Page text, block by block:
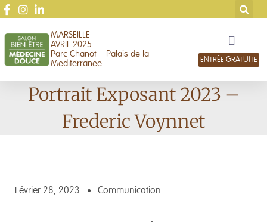
MARSEILLE
AVRIL 2025
Parc Chanot – Palais de la
Méditerranée
ENTRÉE GRATUITE
Portrait Exposant 2023 –
Frederic Voynnet
Février 28, 2023 Communication